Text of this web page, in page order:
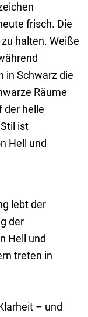
frisch. Die
halten. Weiße
in Schwarz die
Räume
der helle
ist
Hell und
lebt der
der
Hell und
treten in
– und